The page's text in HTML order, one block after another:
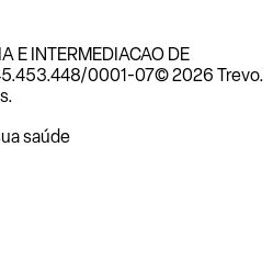
E INTERMEDIACAO DE
0001-07© 2026 Trevo.
saúde